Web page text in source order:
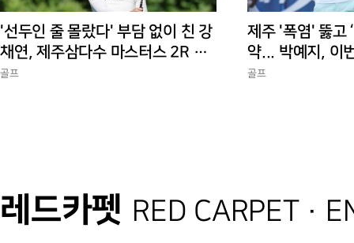
'선두인 줄 몰랐다' 부담 없이 친 강
채연, 제주삼다수 마스터스 2R 단
독 선두
골프
제주 '폭염' 뚫고
약... 박예지, 이
골프
레드카펫 RED CARPET ·